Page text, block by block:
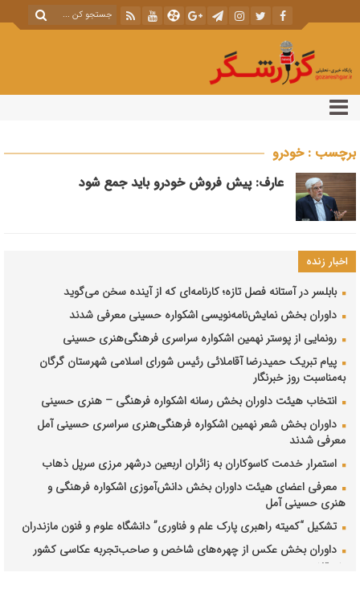
برچسب : خودرو
عارف: پیش فروش خودرو باید جمع شود
اخبار زنده
بابلسر در آستانه فصل تازه؛ کارنامه‌ای که از آینده سخن می‌گوید
داوران بخش نمایش‌نامه‌نویسی اشکواره حسینی معرفی شدند
رونمایی از پوستر نهمین اشکواره سراسری فرهنگی‌هنری حسینی
پیام تبریک حمیدرضا آقاملائی رئیس شورای اسلامی شهرستان گرگان
به‌مناسبت روز خبرنگار
انتخاب هیئت داوران بخش رسانه اشکواره فرهنگی‌ – هنری حسینی
داوران بخش شعر نهمین اشکواره فرهنگی‌هنری سراسری حسینی آمل
معرفی شدند
استمرار خدمت کاسوکاران به زائران اربعین درشهر مرزی سرپل ذهاب
معرفی اعضای هیئت داوران بخش دانش‌آموزی اشکواره فرهنگی و
هنری حسینی آمل
تشکیل “کمیته راهبری پارک علم و فناوری” دانشگاه علوم و فنون مازندران
داوران بخش عکس از چهره‌های شاخص و صاحب‌تجربه عکاسی کشور
هستند